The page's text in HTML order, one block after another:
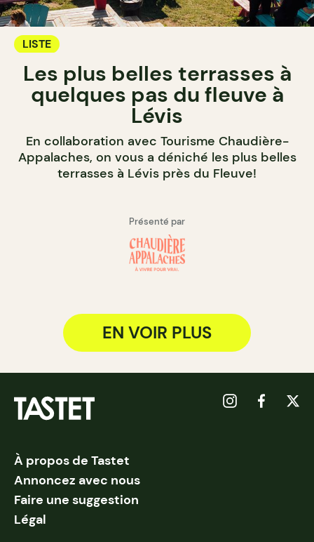
LISTE
Les plus belles terrasses à
quelques pas du fleuve à
Lévis
En collaboration avec Tourisme Chaudière-
Appalaches, on vous a déniché les plus belles
terrasses à Lévis près du Fleuve!
Présenté par
EN VOIR PLUS
À propos de Tastet
Annoncez avec nous
Faire une suggestion
Légal